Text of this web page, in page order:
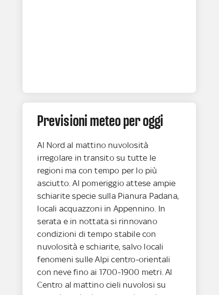
Previsioni meteo per oggi
Al Nord al mattino nuvolosità
irregolare in transito su tutte le
regioni ma con tempo per lo più
asciutto. Al pomeriggio attese ampie
schiarite specie sulla Pianura Padana,
locali acquazzoni in Appennino. In
serata e in nottata si rinnovano
condizioni di tempo stabile con
nuvolosità e schiarite, salvo locali
fenomeni sulle Alpi centro-orientali
con neve fino ai 1700-1900 metri. Al
Centro al mattino cieli nuvolosi su